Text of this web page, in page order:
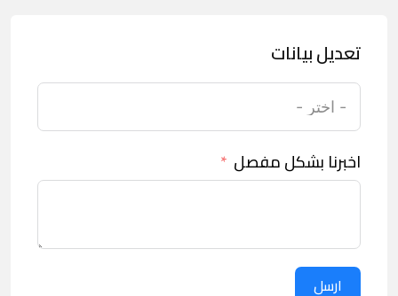
تعديل بيانات
اخبرنا بشكل مفصل
ارسل